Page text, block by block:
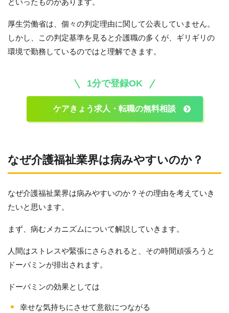
といったものがあります。
厚生労働省は、個々の判定理由に関して公表していません。
しかし、この判定基準を見ると介護職の多くが、ギリギリの
環境で勤務しているのではと理解できます。
1分で登録OK
ケアきょう求人・転職の無料相談
なぜ介護福祉業界は病みやすいのか？
なぜ介護福祉業界は病みやすいのか？その理由を考えていき
たいと思います。
まず、病むメカニズムについて解説していきます。
人間はストレスや緊張にさらされると、その時間頑張ろうと
ドーパミンが排出されます。
ドーパミンの効果としては
幸せな気持ちにさせて意欲につながる